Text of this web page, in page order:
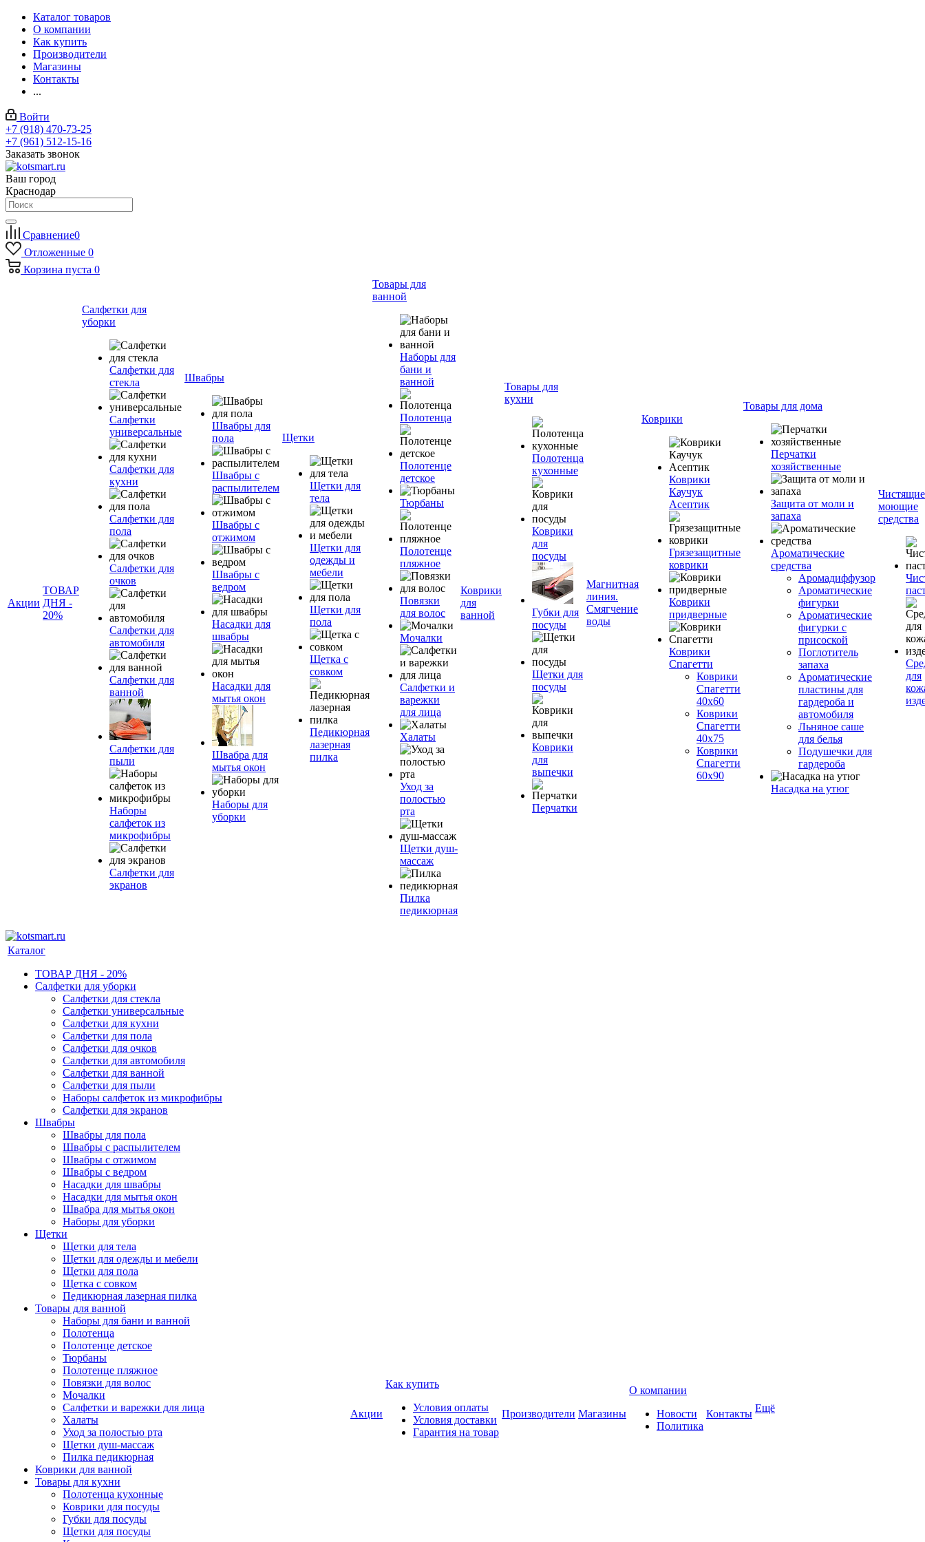
Каталог товаров
О компании
Как купить
Производители
Магазины
Контакты
...
Войти
+7 (918) 470-73-25
+7 (961) 512-15-16
Заказать звонок
Ваш город
Краснодар
Сравнение0
Отложенные 0
Корзина пуста 0
Акции
ТОВАР
ДНЯ -
20%
Салфетки для
уборки
Салфетки для
стекла
Салфетки
универсальные
Салфетки для
кухни
Салфетки для
пола
Салфетки для
очков
Салфетки для
автомобиля
Салфетки для
ванной
Салфетки для
пыли
Наборы
салфеток из
микрофибры
Салфетки для
экранов
Швабры
Швабры для
пола
Швабры с
распылителем
Швабры с
отжимом
Швабры с
ведром
Насадки для
швабры
Насадки для
мытья окон
Швабра для
мытья окон
Наборы для
уборки
Щетки
Щетки для
тела
Щетки для
одежды и
мебели
Щетки для
пола
Щетка с
совком
Педикюрная
лазерная
пилка
Товары для
ванной
Наборы для
бани и
ванной
Полотенца
Полотенце
детское
Тюрбаны
Полотенце
пляжное
Повязки
для волос
Мочалки
Салфетки и
варежки
для лица
Халаты
Уход за
полостью
рта
Щетки душ-
массаж
Пилка
педикюрная
Коврики
для
ванной
Товары для
кухни
Полотенца
кухонные
Коврики
для
посуды
Губки для
посуды
Щетки для
посуды
Коврики
для
выпечки
Перчатки
Магнитная
линия.
Смягчение
воды
Коврики
Коврики
Каучук
Асептик
Грязезащитные
коврики
Коврики
придверные
Коврики
Спагетти
Коврики
Спагетти
40х60
Коврики
Спагетти
40х75
Коврики
Спагетти
60х90
Товары для дома
Перчатки
хозяйственные
Защита от моли и
запаха
Ароматические
средства
Аромадиффузор
Ароматические
фигурки
Ароматические
фигурки с
присоской
Поглотитель
запаха
Ароматические
пластины для
гардероба и
автомобиля
Льняное саше
для белья
Подушечки для
гардероба
Насадка на утюг
моющие
средства
для
Каталог
ТОВАР ДНЯ - 20%
Салфетки для уборки
Салфетки для стекла
Салфетки универсальные
Салфетки для кухни
Салфетки для пола
Салфетки для очков
Салфетки для автомобиля
Салфетки для ванной
Салфетки для пыли
Наборы салфеток из микрофибры
Салфетки для экранов
Швабры
Швабры для пола
Швабры с распылителем
Швабры с отжимом
Швабры с ведром
Насадки для швабры
Насадки для мытья окон
Швабра для мытья окон
Наборы для уборки
Щетки
Щетки для тела
Щетки для одежды и мебели
Щетки для пола
Щетка с совком
Педикюрная лазерная пилка
Товары для ванной
Наборы для бани и ванной
Полотенца
Полотенце детское
Тюрбаны
Полотенце пляжное
Повязки для волос
Мочалки
Салфетки и варежки для лица
Халаты
Уход за полостью рта
Щетки душ-массаж
Пилка педикюрная
Коврики для ванной
Товары для кухни
Полотенца кухонные
Коврики для посуды
Губки для посуды
Щетки для посуды
Акции
Как купить
Условия оплаты
Условия доставки
Гарантия на товар
Производители Магазины
О компании
Новости
Политика
Контакты Ещё